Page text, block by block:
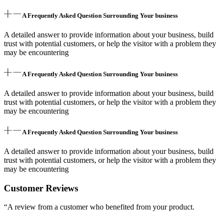
A Frequently Asked Question Surrounding Your business
A detailed answer to provide information about your business, build
trust with potential customers, or help the visitor with a problem they
may be encountering
A Frequently Asked Question Surrounding Your business
A detailed answer to provide information about your business, build
trust with potential customers, or help the visitor with a problem they
may be encountering
A Frequently Asked Question Surrounding Your business
A detailed answer to provide information about your business, build
trust with potential customers, or help the visitor with a problem they
may be encountering
Customer Reviews
“A review from a customer who benefited from your product.